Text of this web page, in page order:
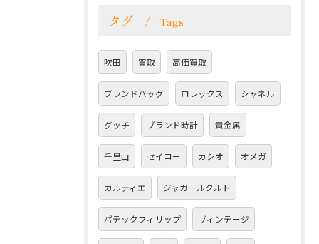
タグ Tags
吹田 買取 高価買取
ブランドバッグ ロレックス シャネル
グッチ ブランド時計 貴金属
千里山 セイコー カシオ オメガ
カルティエ ジャガールクルト
パテックフィリップ ヴィンテージ